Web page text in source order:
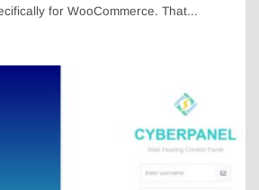
for WooCommerce. That...